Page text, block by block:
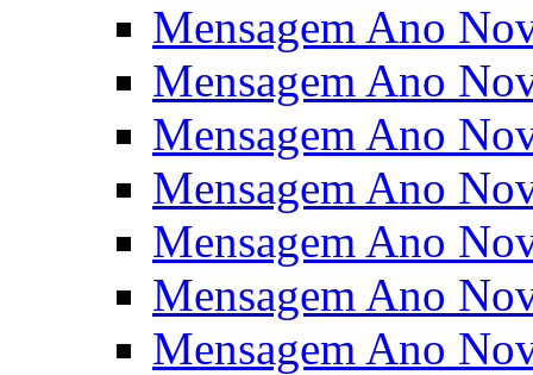
Mensagem Ano
Mensagem Ano
Mensagem Ano
Mensagem Ano
Mensagem Ano
Mensagem Ano
Mensagem Ano